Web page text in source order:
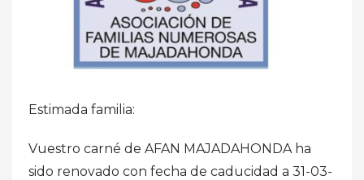
Estimada familia:
Vuestro carné de AFAN MAJADAHONDA ha
sido renovado con fecha de caducidad a 31-03-